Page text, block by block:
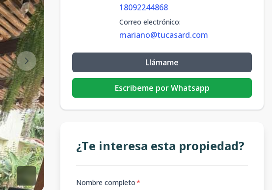
18092244868
Correo electrónico:
mariano@tucasard.com
Llámame
Escribeme por Whatsapp
¿Te interesa esta propiedad?
Nombre completo*